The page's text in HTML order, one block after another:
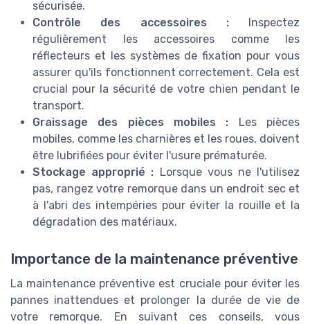
sécurisée.
Contrôle des accessoires :Inspectez
régulièrement les accessoires comme les
réflecteurs et les systèmes de fixation pour vous
assurer qu'ils fonctionnent correctement. Cela est
crucial pour la sécurité de votre chien pendant le
transport.
Graissage des pièces mobiles : Les pièces
mobiles, comme les charnières et les roues, doivent
être lubrifiées pour éviter l'usure prématurée.
Stockage approprié : Lorsque vous ne l'utilisez
pas, rangez votre remorque dans un endroit sec et
à l'abri des intempéries pour éviter la rouille et la
dégradation des matériaux.
Importance de la maintenance préventive
La maintenance préventive est cruciale pour éviter les
pannes inattendues et prolonger la durée de vie de
votre remorque. En suivant ces conseils, vous